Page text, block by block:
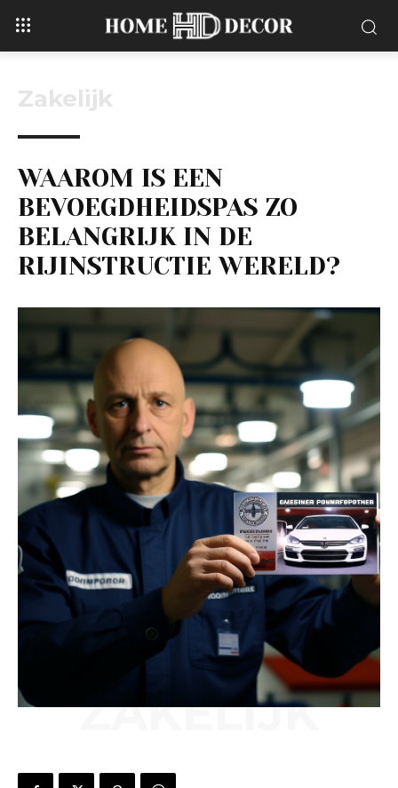
Zakelijk
WAAROM IS EEN
BEVOEGDHEIDSPAS ZO
BELANGRIJK IN DE
RIJINSTRUCTIE WERELD?
ZAKELIJK